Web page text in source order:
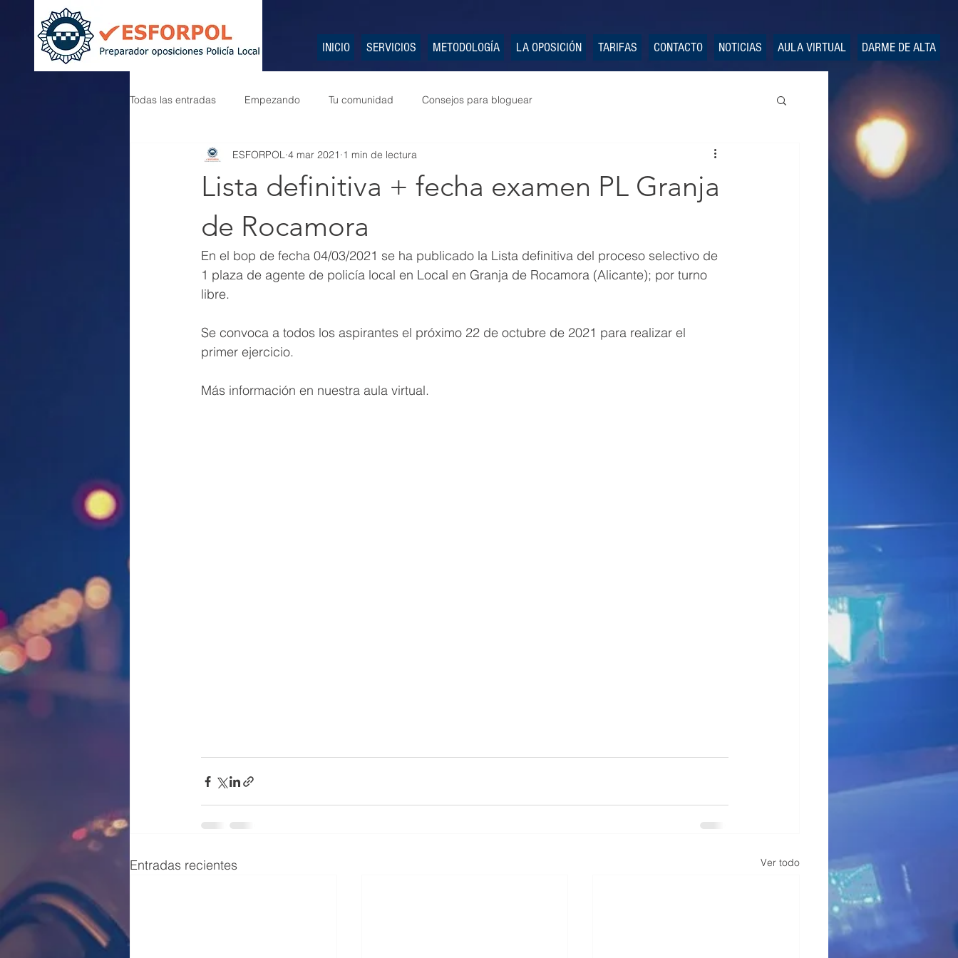
INICIO SERVICIOS METODOLOGÍA LA OPOSICIÓN TARIFAS CONTACTO NOTICIAS AULA VIRTUAL DARME DE ALTA
Todas las entradas Empezando Tu comunidad Consejos para bloguear
Lista definitiva + fecha examen PL Granja
de Rocamora
ESFORPOL 4 mar 2021 1 min de lectura
En el bop de fecha 04/03/2021 se ha publicado la Lista definitiva del proceso selectivo de
1 plaza de agente de policía local en Local en Granja de Rocamora (Alicante); por turno
libre.
Se convoca a todos los aspirantes el próximo 22 de octubre de 2021 para realizar el
primer ejercicio.
Más información en nuestra aula virtual.
Entradas recientes Ver todo